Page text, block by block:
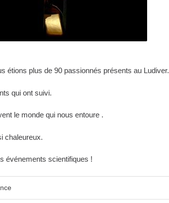
étions plus de 90 passionnés présents au Ludiver.
qui ont suivi.
le monde qui nous entoure .
chaleureux.
événements scientifiques !